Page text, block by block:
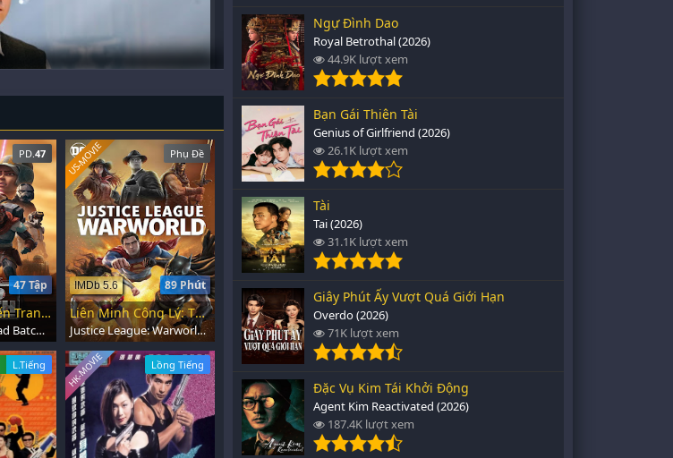
PD. 47
47 Tập
Star Wars: Chiến Tranh Nhân Bản
Star Wars: The Bad Batch (2021)
Phụ Đề
89 Phút
IMDb 5.6
US-MOVIE
Liên Minh Công Lý: Thế Giới Chiến Tranh
Justice League: Warworld (2023)
L.Tiếng Lồng Tiếng
HK-MOVIE
Ngự Đình Dao
Royal Betrothal (2026)
44.9K lượt xem
Bạn Gái Thiên Tài
Genius of Girlfriend (2026)
26.1K lượt xem
Tài
Tai (2026)
31.1K lượt xem
Giây Phút Ấy Vượt Quá Giới Hạn
Overdo (2026)
71K lượt xem
Đặc Vụ Kim Tái Khởi Động
Agent Kim Reactivated (2026)
187.4K lượt xem